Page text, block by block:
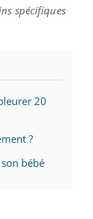
spécifiques
20
?
bébé